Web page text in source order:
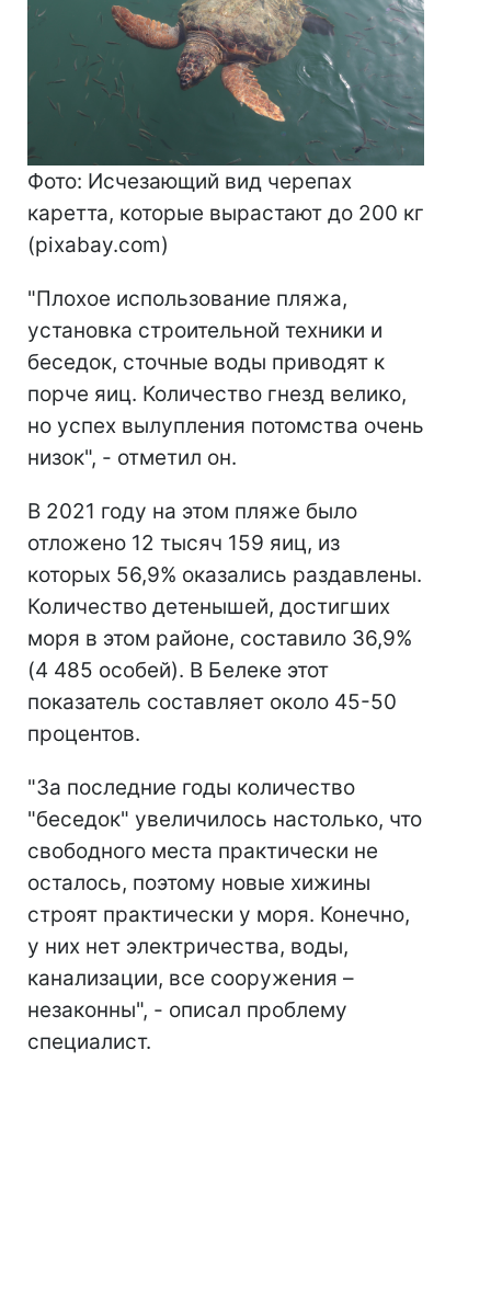
Фото: Исчезающий вид черепах
каретта, которые вырастают до 200 кг
(pixabay.com)
"Плохое использование пляжа,
установка строительной техники и
беседок, сточные воды приводят к
порче яиц. Количество гнезд велико,
но успех вылупления потомства очень
низок", - отметил он.
В 2021 году на этом пляже было
отложено 12 тысяч 159 яиц, из
которых 56,9% оказались раздавлены.
Количество детенышей, достигших
моря в этом районе, составило 36,9%
(4 485 особей). В Белеке этот
показатель составляет около 45-50
процентов.
"За последние годы количество
"беседок" увеличилось настолько, что
свободного места практически не
осталось, поэтому новые хижины
строят практически у моря. Конечно,
у них нет электричества, воды,
канализации, все сооружения –
незаконны", - описал проблему
специалист.